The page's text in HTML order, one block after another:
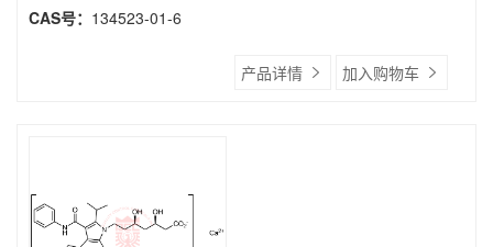
CAS号： 134523-01-6
产品详情 加入购物车